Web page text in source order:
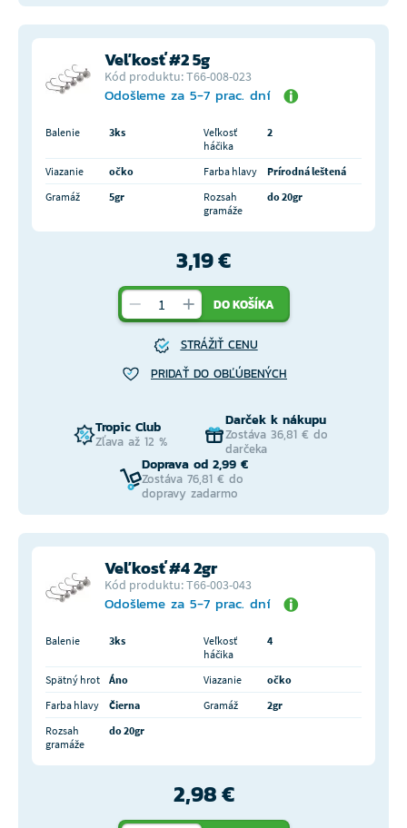
Veľkosť #2 5g
Kód produktu: T66-008-023
Odošleme za 5-7 prac. dní
Balenie 3ks
Veľkosť
háčika
2
Viazanie očko Farba hlavy
Prírodná leštená
Gramáž
5gr
Rozsah
gramáže
do 20gr
3,19 €
DO KOŠÍKA
STRÁŽIŤ CENU
PRIDAŤ DO OBĽÚBENÝCH
Tropic Club
Zľava až 12 %
Darček k nákupu
Zostáva 36,81 € do
darčeka
Doprava od 2,99 €
Zostáva 76,81 € do
dopravy zadarmo
Veľkosť #4 2gr
Kód produktu: T66-003-043
Odošleme za 5-7 prac. dní
Balenie 3ks
Veľkosť
háčika
4
Spätný hrot Áno Viazanie
očko
Farba hlavy
Čierna Gramáž
2gr
Rozsah
gramáže
do 20gr
2,98 €